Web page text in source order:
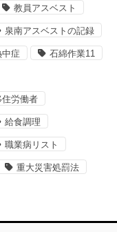
教員アスベスト
泉南アスベストの記録
中症 石綿作業11
住労働者
給食調理
職業病リスト
重大災害処罰法